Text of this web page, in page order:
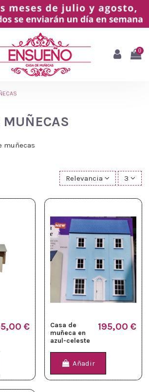
0
muñecas
Relevancia 3
€
Casa de
muñeca en
azul-celeste
195,00 €
Añadir